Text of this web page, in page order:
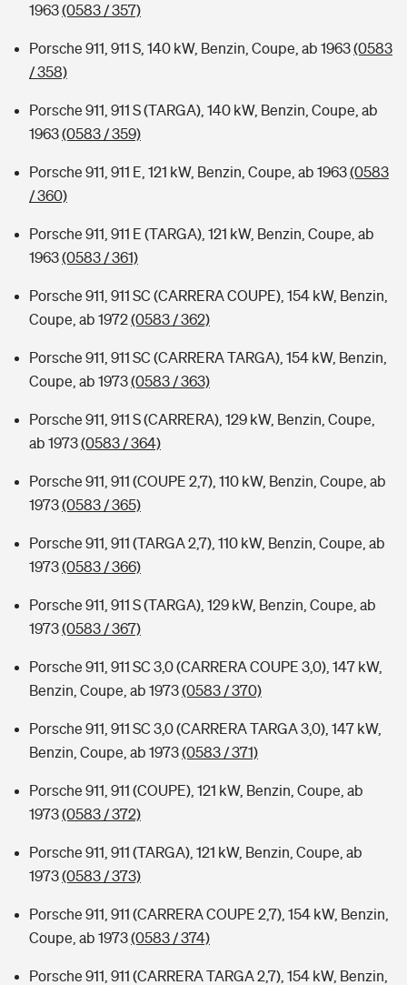
1963(0583 / 357)
Porsche 911, 911 S, 140 kW, Benzin, Coupe, ab 1963(0583
/ 358)
Porsche 911, 911 S (TARGA), 140 kW, Benzin, Coupe, ab
1963(0583 / 359)
Porsche 911, 911 E, 121 kW, Benzin, Coupe, ab 1963(0583
/ 360)
Porsche 911, 911 E (TARGA), 121 kW, Benzin, Coupe, ab
1963(0583 / 361)
Porsche 911, 911 SC (CARRERA COUPE), 154 kW, Benzin,
Coupe, ab 1972(0583 / 362)
Porsche 911, 911 SC (CARRERA TARGA), 154 kW, Benzin,
Coupe, ab 1973(0583 / 363)
Porsche 911, 911 S (CARRERA), 129 kW, Benzin, Coupe,
ab 1973(0583 / 364)
Porsche 911, 911 (COUPE 2,7), 110 kW, Benzin, Coupe, ab
1973(0583 / 365)
Porsche 911, 911 (TARGA 2,7), 110 kW, Benzin, Coupe, ab
1973(0583 / 366)
Porsche 911, 911 S (TARGA), 129 kW, Benzin, Coupe, ab
1973(0583 / 367)
Porsche 911, 911 SC 3,0 (CARRERA COUPE 3,0), 147 kW,
Benzin, Coupe, ab 1973(0583 / 370)
Porsche 911, 911 SC 3,0 (CARRERA TARGA 3,0), 147 kW,
Benzin, Coupe, ab 1973(0583 / 371)
Porsche 911, 911 (COUPE), 121 kW, Benzin, Coupe, ab
1973(0583 / 372)
Porsche 911, 911 (TARGA), 121 kW, Benzin, Coupe, ab
1973(0583 / 373)
Porsche 911, 911 (CARRERA COUPE 2,7), 154 kW, Benzin,
Coupe, ab 1973(0583 / 374)
Porsche 911, 911 (CARRERA TARGA 2,7), 154 kW, Benzin,